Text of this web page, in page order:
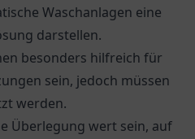
Waschanlagen eine
darstellen.
besonders hilfreich für
sein, jedoch müssen
werden.
Überlegung wert sein, auf